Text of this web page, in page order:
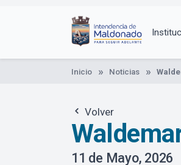
Inicio Noticias
Volver
11 de Mayo, 2026